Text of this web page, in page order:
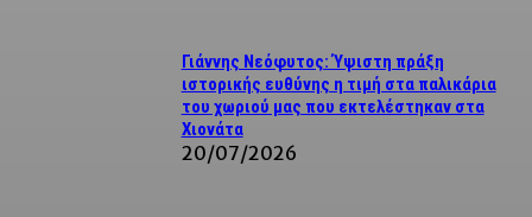
Γιάννης Νεόφυτος: Ύψιστη πράξη
ιστορικής ευθύνης η τιμή στα παλικάρια
του χωριού μας που εκτελέστηκαν στα
Χιονάτα
20/07/2026